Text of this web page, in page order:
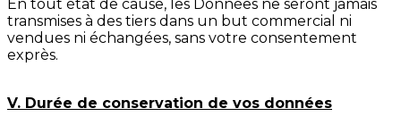
En tout état de cause, les Données ne seront jamais
transmises à des tiers dans un but commercial ni
vendues ni échangées, sans votre consentement
exprès.
V. Durée de conservation de vos données